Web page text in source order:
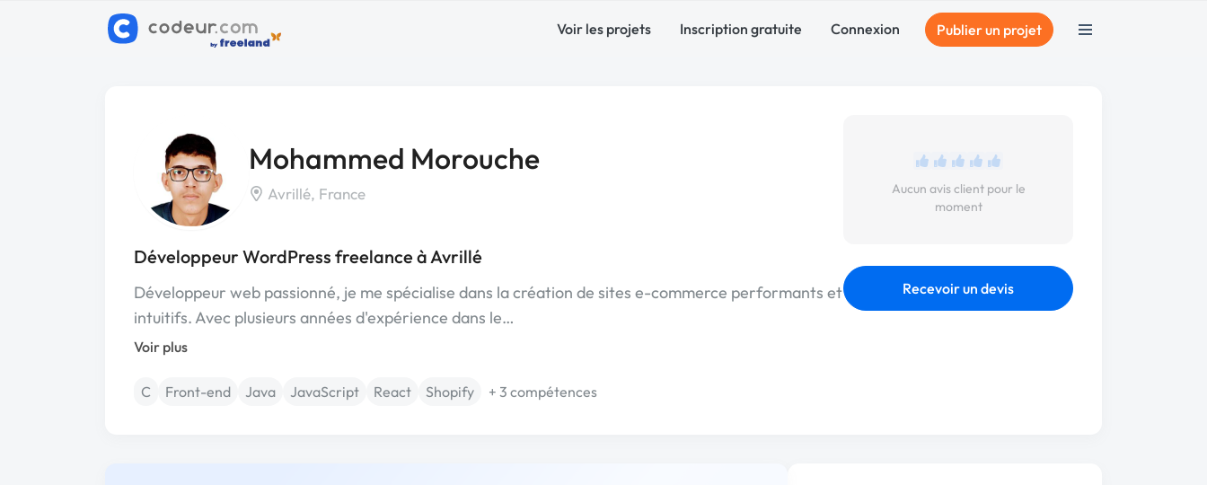
Voir les projets Inscription gratuite Connexion Publier un projet
Mohammed Morouche
Avrillé, France
Développeur WordPress freelance à Avrillé
Développeur web passionné, je me spécialise dans la création de sites e-commerce performants et
intuitifs. Avec plusieurs années d'expérience dans le…
Voir plus
C Front-end Java JavaScript React Shopify + 3 compétences
Aucun avis client pour le
moment
Recevoir un devis